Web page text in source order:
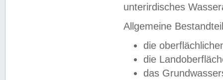
unterirdisches
Allgemeine
die
die
das